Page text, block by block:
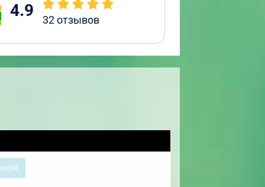
4.9 32отзывов